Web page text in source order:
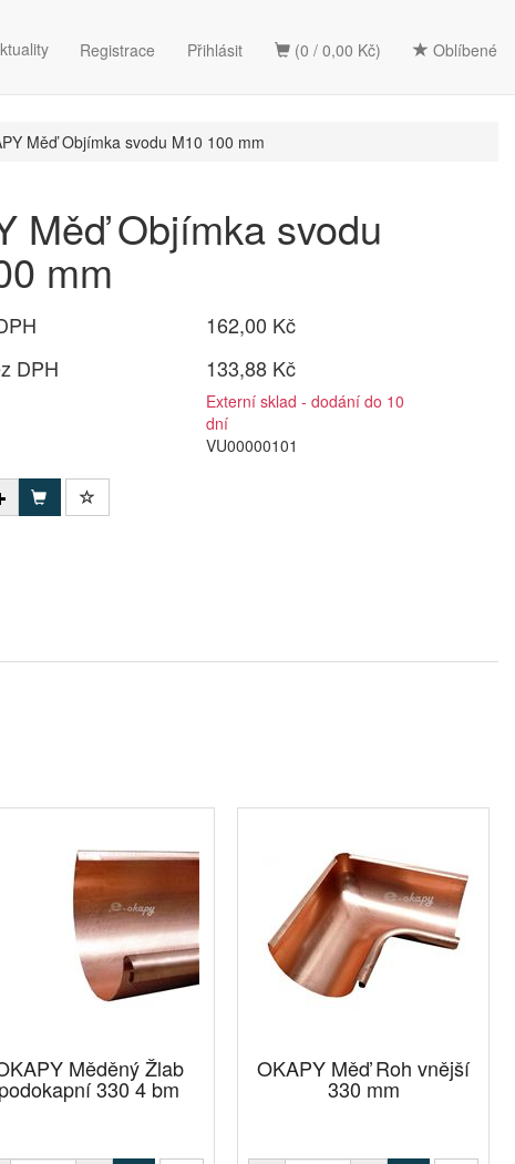
(0 / 0,00 Kč) Oblíbené
Registrace Přihlásit
Měď Objímka svodu M10 100 mm
Měď Objímka svodu
mm
162,00 Kč
DPH
133,88 Kč
Externí sklad - dodání do 10
dní
VU00000101
Měděný Žlab
podokapní 330 4 bm
OKAPY Měď Roh vnější
330 mm